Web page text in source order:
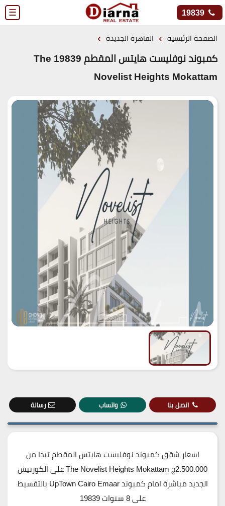
☰ 19839
الصفحة الرئيسية › القاهرة الجديدة ›
كمبوند نوفليست هايتس المقطم 19839 The
Novelist Heights Mokattam
اتصل بنا واتساب رسالة
اسعار شقق كمبوند نوفليست هايتس المقطم تبدا من
2.500.000ج The Novelist Heights Mokattam على الكورنيش
الجديد مباشرة امام كمبوند UpTown Cairo Emaar بالتقسيط
على 8 سنوات 19839